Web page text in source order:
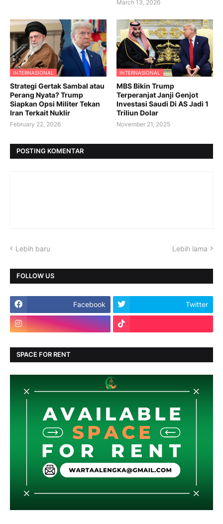
March 13, 2026
INTERNASIONAL
Strategi Gertak Sambal atau
Perang Nyata? Trump
Siapkan Opsi Militer Tekan
Iran Terkait Nuklir
February 22, 2026
INTERNASIONAL
MBS Bikin Trump
Terperanjat Janji Genjot
Investasi Saudi Di AS Jadi 1
Triliun Dolar
November 21, 2025
POSTING KOMENTAR
Lebih baru Lebih lama
FOLLOW US
Facebook Twitter
SPACE FOR RENT